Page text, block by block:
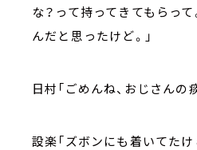
な？って持ってきてもらっ
んだと思ったけど。」
日村「ごめんね、おじさんの
設楽「ズボンにも着いてたけ